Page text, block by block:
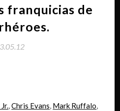
franquicias de
,Chris Evans, Mark Ruffalo,